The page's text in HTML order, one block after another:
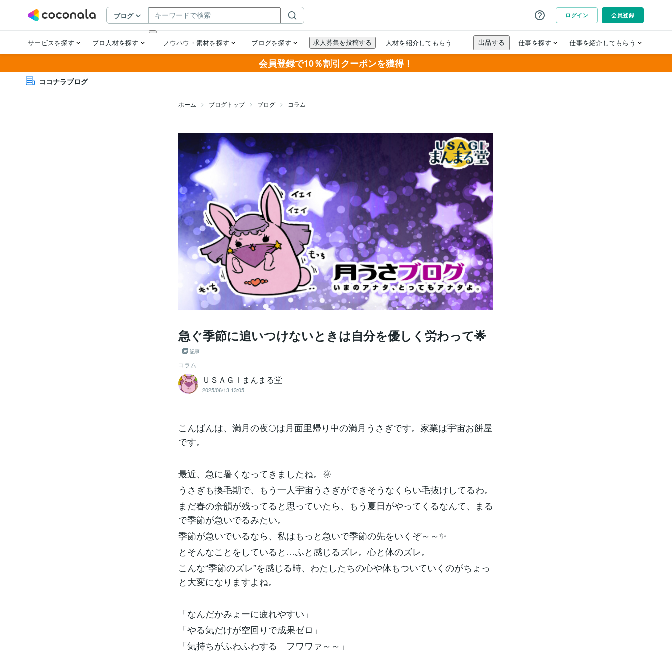
会員登録で10％割引クーポンを獲得！
ココナラブログ
ホーム ブログトップ ブログ コラム
急ぐ季節に追いつけないときは自分を優しく労わって🌟
記事
コラム
ＵＳＡＧＩまんまる堂
2025/06/13 13:05
こんばんは、満月の夜🌕は月面里帰り中の満月うさぎです。家業は宇宙お餅屋
です。
最近、急に暑くなってきましたね。🌞
うさぎも換毛期で、もう一人宇宙うさぎができそうなくらい毛抜けしてるわ。
まだ春の余韻が残ってると思っていたら、もう夏日がやってくるなんて、まる
で季節が急いでるみたい。
季節が急いでいるなら、私はもっと急いで季節の先をいくぞ～～✨
とそんなことをしていると…ふと感じるズレ。心と体のズレ。
こんな“季節のズレ”を感じる時、わたしたちの心や体もついていくのがちょっ
と大変になりますよね。
「なんだかみょーに疲れやすい」
「やる気だけが空回りで成果ゼロ」
「気持ちがふわふわする フワワァ～～」